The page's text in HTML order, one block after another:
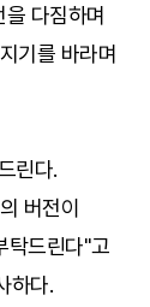
다짐하며
기를 바라며
린다.
버전이
탁드린다"고
하다.